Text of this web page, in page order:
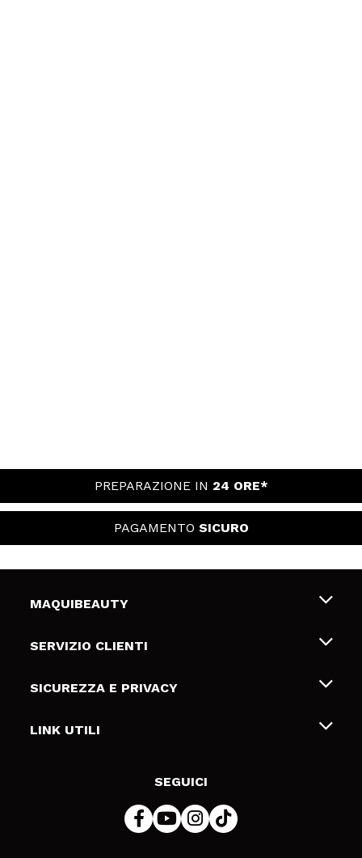
PREPARAZIONE IN 24 ORE*
PAGAMENTO SICURO
MAQUIBEAUTY
Chi siamo
Gift Cards
SERVIZIO CLIENTI
Spedizioni & Resi
Metodi di pagamamento
SICUREZZA E PRIVACY
Termini e condizioni
LINK UTILI
SEGUICI